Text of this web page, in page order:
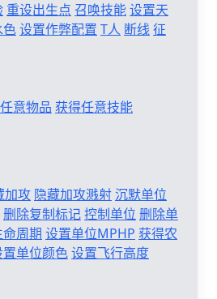
重设出生点 召唤技能设置天
色设置作弊配置 T人 断线征
意物品 获得任意技能
加攻 隐藏加攻溅射沉默单位
删除复制标记控制单位 删除单
周期 设置单位MPHP 获得农
置单位颜色设置飞行高度